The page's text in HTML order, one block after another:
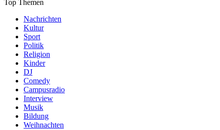
Top Themen
Nachrichten
Kultur
Sport
Politik
Religion
Kinder
DJ
Comedy
Campusradio
Interview
Musik
Bildung
Weihnachten